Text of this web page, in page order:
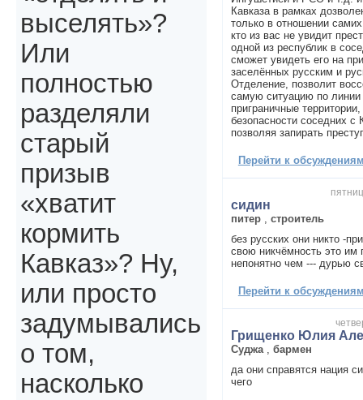
Кавказа в рамках
только в отношении
кто из вас не увидит
одной из республик в
сможет увидеть его на
заселённых русским и
Отделение, позволит
самую ситуацию по
приграничные
безопасности соседних с
позволяя запирать
Перейти к
сидин
питер
строитель
без русских они никто -
свою никчёмность это им
непонятно чем --- дурью
Перейти к
Грищенко Юлия
Суджа
бармен
да они справятся нация
чего
выселять»?
Или
полностью
разделяли
старый
призыв
«хватит
кормить
Кавказ»? Ну,
или просто
задумывались
о том,
насколько